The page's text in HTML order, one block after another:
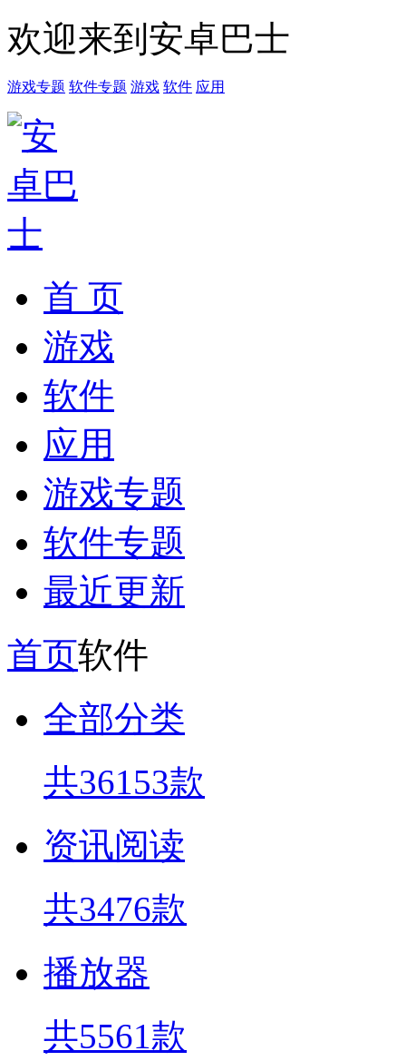
欢迎来到安卓巴士
游戏专题 软件专题 游戏 软件 应用
首 页
游戏
软件
应用
游戏专题
软件专题
最近更新
首页软件
全部分类
共36153款
资讯阅读
共3476款
播放器
共5561款